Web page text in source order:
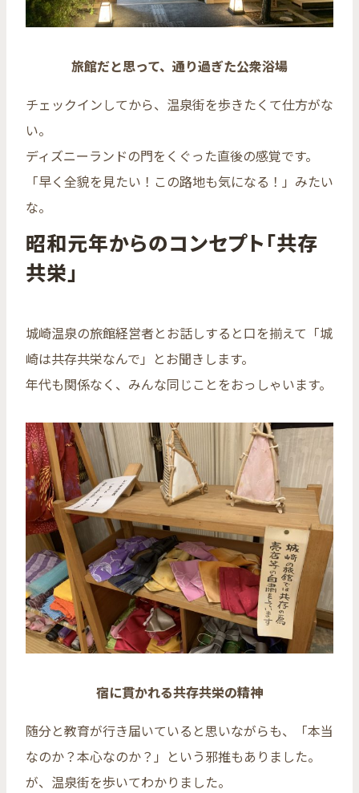
旅館だと思って、通り過ぎた公衆浴場
チェックインしてから、温泉街を歩きたくて仕方がな
い。
ディズニーランドの門をくぐった直後の感覚です。
「早く全貌を見たい！この路地も気になる！」みたい
な。
昭和元年からのコンセプト「共存
共栄」
城崎温泉の旅館経営者とお話しすると口を揃えて「城
崎は共存共栄なんで」とお聞きします。
年代も関係なく、みんな同じことをおっしゃいます。
宿に貫かれる共存共栄の精神
随分と教育が行き届いていると思いながらも、「本当
なのか？本心なのか？」という邪推もありました。
が、温泉街を歩いてわかりました。